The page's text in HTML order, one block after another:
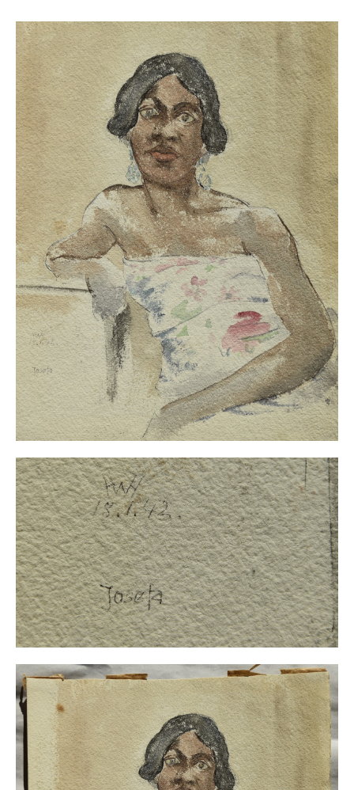
Richild Holt – Farbe und Linie
Theodor Zeller (1900-1986) Maler und
Visionär
Walter Becker (1893-1984) Malerei und Grafik
Der Maler Richard Sprick (1901-1976)
Suche
Über Uns
Kontakt
Publikationsliste
Über Uns
Impressum
Datenschutz
AGB
Widerruf